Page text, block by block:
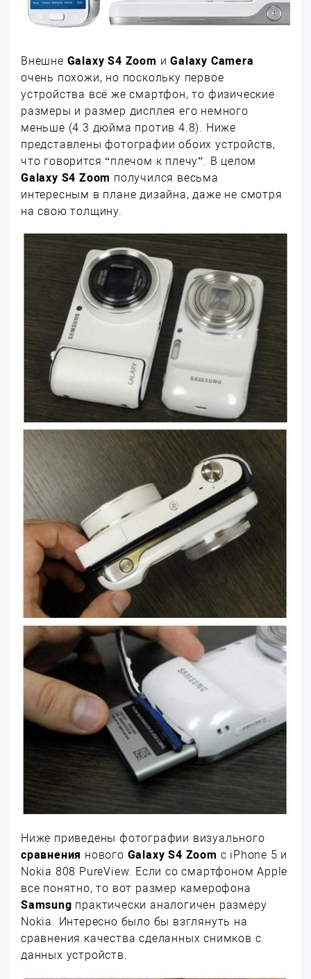
Внешне Galaxy S4 Zoom иGalaxy Camera
очень похожи, но поскольку первое
устройства всё же смартфон, то физические
размеры и размер дисплея его немного
меньше (4.3 дюйма против 4.8). Ниже
представлены фотографии обоих устройств,
что говорится “плечом к плечу”. В целом
Galaxy S4 Zoom получился весьма
интересным в плане дизайна, даже не смотря
на свою толщину.
Ниже приведены фотографии визуального
сравнения нового Galaxy S4 Zoom с iPhone 5 и
Nokia 808 PureView. Если со смартфоном Apple
все понятно, то вот размер камерофона
Samsung практически аналогичен размеру
Nokia. Интересно было бы взглянуть на
сравнения качества сделанных снимков с
данных устройств.